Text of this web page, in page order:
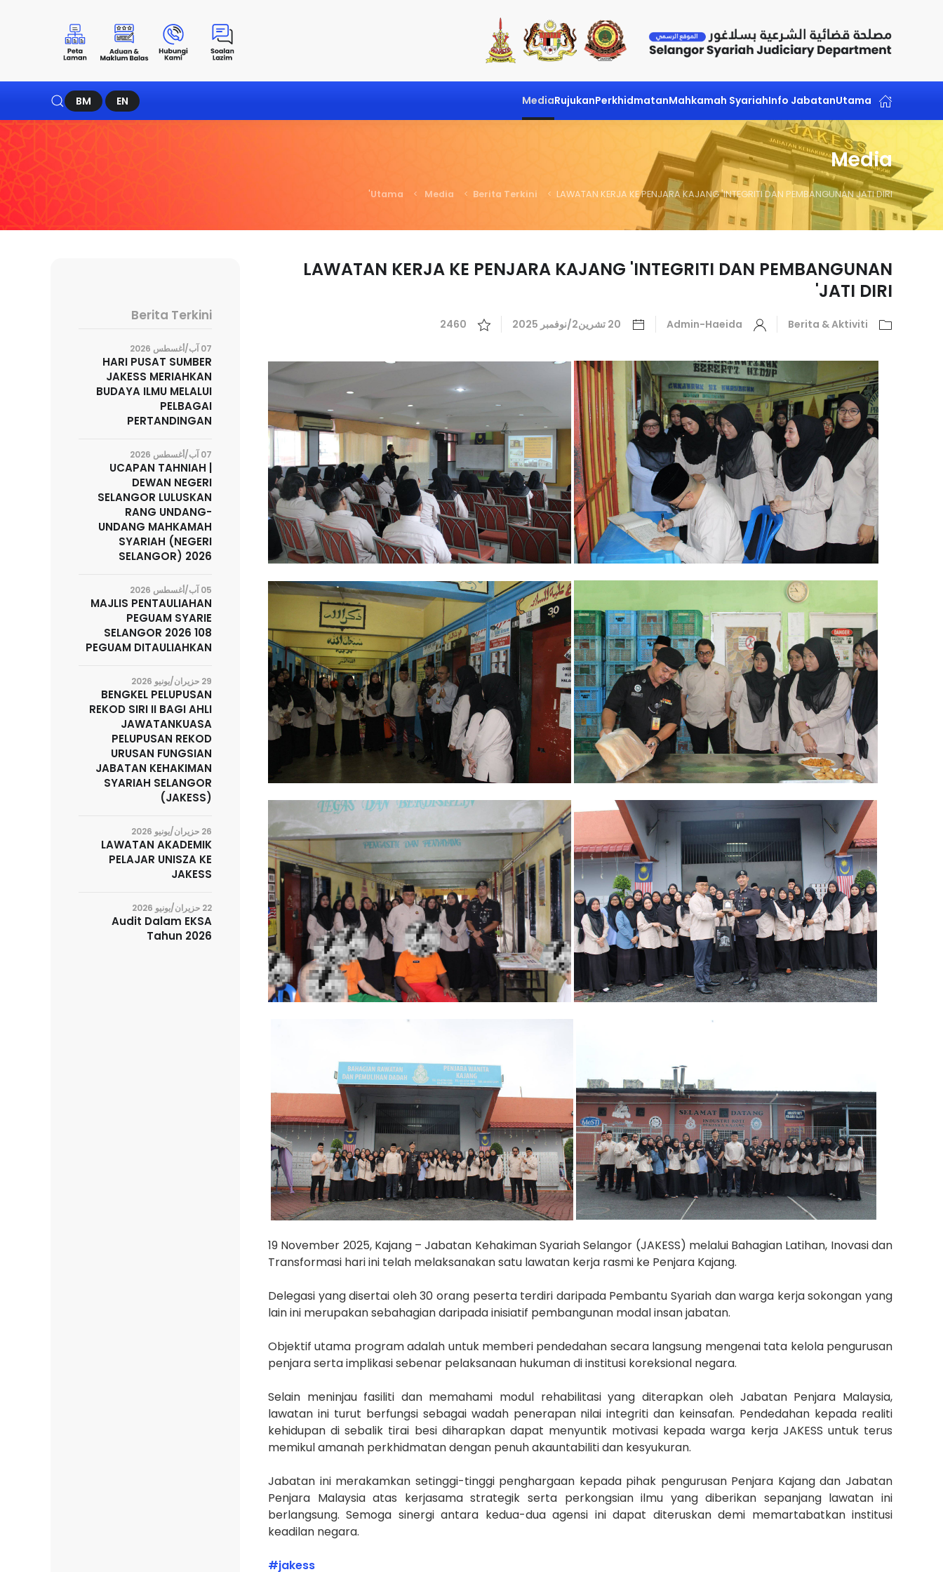
Skip to main content
Utama
Info Jabatan
Mahkamah Syariah
Perkhidmatan
Rujukan
Media
EN
BM
Media
Utama Media Berita Terkini LAWATAN KERJA KE PENJARA KAJANG 'INTEGRITI DAN PEMBANGUNAN JATI DIRI'
LAWATAN KERJA KE PENJARA KAJANG 'INTEGRITI DAN PEMBANGUNAN
JATI DIRI'
Berita & Aktiviti
Admin-Haeida 20 تشرين2/نوفمبر 2025 2460
19 November 2025, Kajang – Jabatan Kehakiman Syariah Selangor (JAKESS) melalui Bahagian Latihan, Inovasi dan
Transformasi hari ini telah melaksanakan satu lawatan kerja rasmi ke Penjara Kajang.
Delegasi yang disertai oleh 30 orang peserta terdiri daripada Pembantu Syariah dan warga kerja sokongan yang
lain ini merupakan sebahagian daripada inisiatif pembangunan modal insan jabatan.
Objektif utama program adalah untuk memberi pendedahan secara langsung mengenai tata kelola pengurusan
penjara serta implikasi sebenar pelaksanaan hukuman di institusi koreksional negara.
Selain meninjau fasiliti dan memahami modul rehabilitasi yang diterapkan oleh Jabatan Penjara Malaysia,
lawatan ini turut berfungsi sebagai wadah penerapan nilai integriti dan keinsafan. Pendedahan kepada realiti
kehidupan di sebalik tirai besi diharapkan dapat menyuntik motivasi kepada warga kerja JAKESS untuk terus
memikul amanah perkhidmatan dengan penuh akauntabiliti dan kesyukuran.
Jabatan ini merakamkan setinggi-tinggi penghargaan kepada pihak pengurusan Penjara Kajang dan Jabatan
Penjara Malaysia atas kerjasama strategik serta perkongsian ilmu yang diberikan sepanjang lawatan ini
berlangsung. Semoga sinergi antara kedua-dua agensi ini dapat diteruskan demi memartabatkan institusi
keadilan negara.
#jakess
Berita Terkini
07 آب/أغسطس 2026
HARI PUSAT SUMBER
JAKESS MERIAHKAN
BUDAYA ILMU MELALUI
PELBAGAI
PERTANDINGAN
07 آب/أغسطس 2026
UCAPAN TAHNIAH |
DEWAN NEGERI
SELANGOR LULUSKAN
RANG UNDANG-
UNDANG MAHKAMAH
SYARIAH (NEGERI
SELANGOR) 2026
05 آب/أغسطس 2026
MAJLIS PENTAULIAHAN
PEGUAM SYARIE
SELANGOR 2026 108
PEGUAM DITAULIAHKAN
29 حزيران/يونيو 2026
BENGKEL PELUPUSAN
REKOD SIRI II BAGI AHLI
JAWATANKUASA
PELUPUSAN REKOD
URUSAN FUNGSIAN
JABATAN KEHAKIMAN
SYARIAH SELANGOR
(JAKESS)
26 حزيران/يونيو 2026
LAWATAN AKADEMIK
PELAJAR UNISZA KE
JAKESS
22 حزيران/يونيو 2026
Audit Dalam EKSA
Tahun 2026